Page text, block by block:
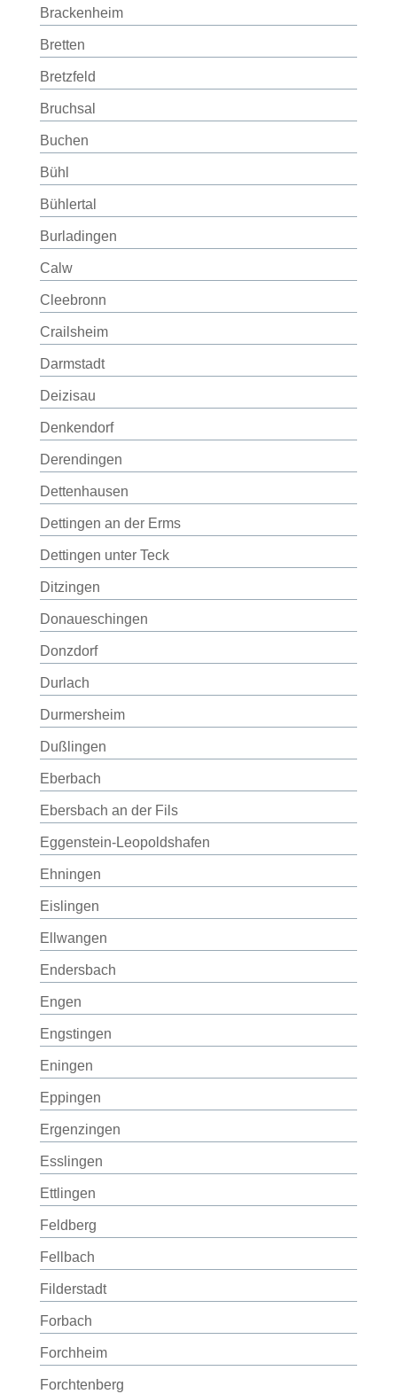
Brackenheim
Bretten
Bretzfeld
Bruchsal
Buchen
Bühl
Bühlertal
Burladingen
Calw
Cleebronn
Crailsheim
Darmstadt
Deizisau
Denkendorf
Derendingen
Dettenhausen
Dettingen an der Erms
Dettingen unter Teck
Ditzingen
Donaueschingen
Donzdorf
Durlach
Durmersheim
Dußlingen
Eberbach
Ebersbach an der Fils
Eggenstein-Leopoldshafen
Ehningen
Eislingen
Ellwangen
Endersbach
Engen
Engstingen
Eningen
Eppingen
Ergenzingen
Esslingen
Ettlingen
Feldberg
Fellbach
Filderstadt
Forbach
Forchheim
Forchtenberg